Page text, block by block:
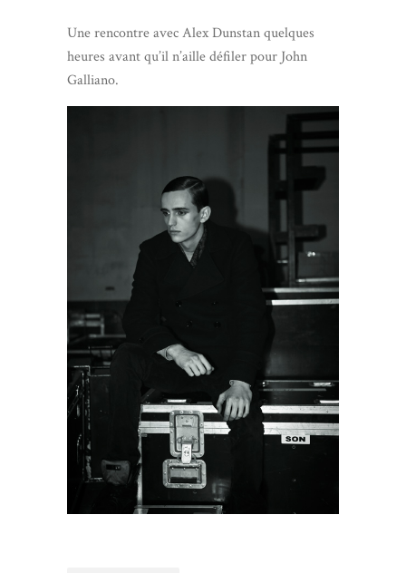
Une rencontre avec Alex Dunstan quelques
heures avant qu’il n’aille défiler pour John
Galliano.